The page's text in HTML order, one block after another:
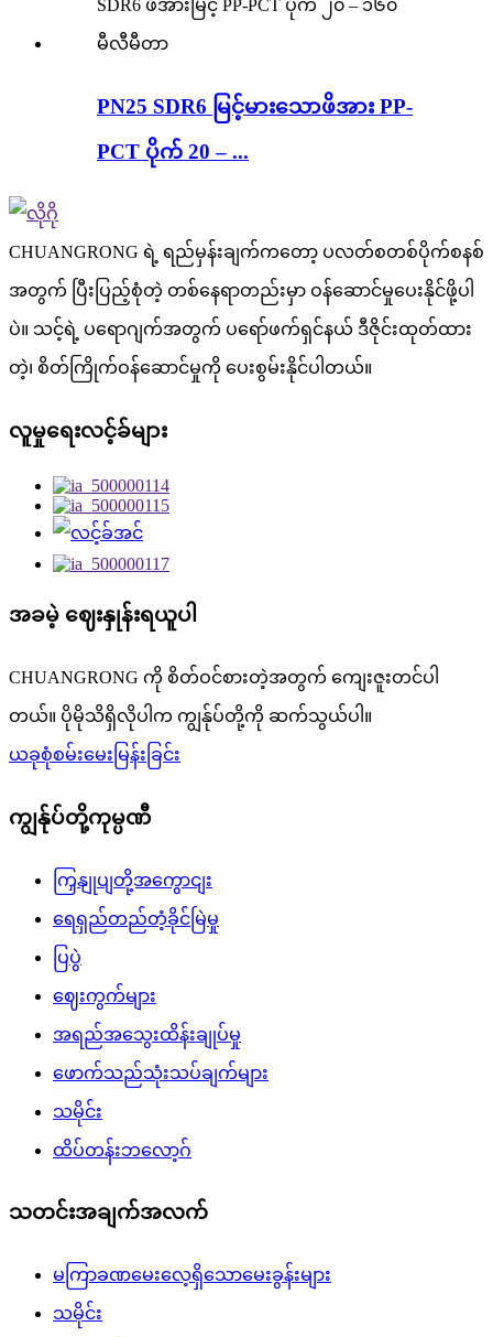
PN25 SDR6 မြင့်မားသောဖိအား PP-
PCT ပိုက် 20 – ...
CHUANGRONG ရဲ့ ရည်မှန်းချက်ကတော့ ပလတ်စတစ်ပိုက်စနစ်
အတွက် ပြီးပြည့်စုံတဲ့ တစ်နေရာတည်းမှာ ဝန်ဆောင်မှုပေးနိုင်ဖို့ပါ
ပဲ။ သင့်ရဲ့ ပရောဂျက်အတွက် ပရော်ဖက်ရှင်နယ် ဒီဇိုင်းထုတ်ထား
တဲ့၊ စိတ်ကြိုက်ဝန်ဆောင်မှုကို ပေးစွမ်းနိုင်ပါတယ်။
လူမှုရေးလင့်ခ်များ
အခမဲ့ ဈေးနှုန်းရယူပါ
CHUANGRONG ကို စိတ်ဝင်စားတဲ့အတွက် ကျေးဇူးတင်ပါ
တယ်။ ပိုမိုသိရှိလိုပါက ကျွန်ုပ်တို့ကို ဆက်သွယ်ပါ။
ယခုစုံစမ်းမေးမြန်းခြင်း
ကျွန်ုပ်တို့ကုမ္ပဏီ
ကြှနျုပျတို့အကွောငျး
ရေရှည်တည်တံ့ခိုင်မြဲမှု
ပြပွဲ
ဈေးကွက်များ
အရည်အသွေးထိန်းချုပ်မှု
ဖောက်သည်သုံးသပ်ချက်များ
သမိုင်း
ထိပ်တန်းဘလော့ဂ်
သတင်းအချက်အလက်
မကြာခဏမေးလေ့ရှိသောမေးခွန်းများ
သမိုင်း